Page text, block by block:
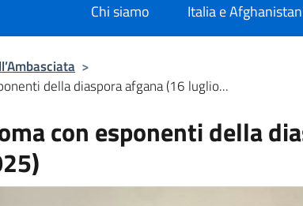
Chi siamo Italia e Afghanistan
>
della diaspora afgana (16 luglio...
con esponenti della